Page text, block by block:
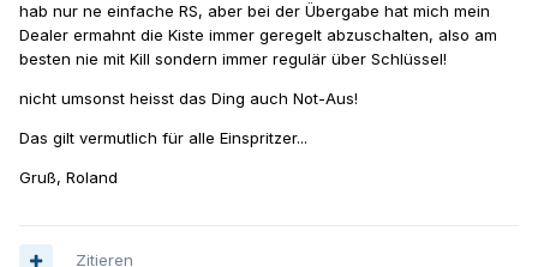
hab nur ne einfache RS, aber bei der Übergabe hat mich mein
Dealer ermahnt die Kiste immer geregelt abzuschalten, also am
besten nie mit Kill sondern immer regulär über Schlüssel!
nicht umsonst heisst das Ding auch Not-Aus!
Das gilt vermutlich für alle Einspritzer...
Gruß, Roland
Zitieren